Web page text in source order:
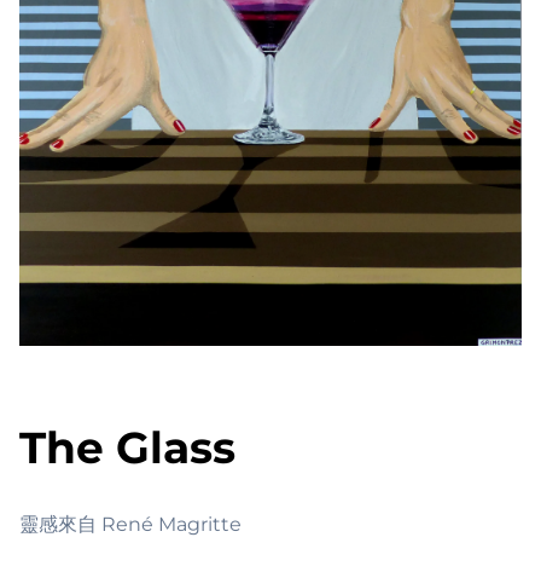
The Glass
靈感來自 René Magritte